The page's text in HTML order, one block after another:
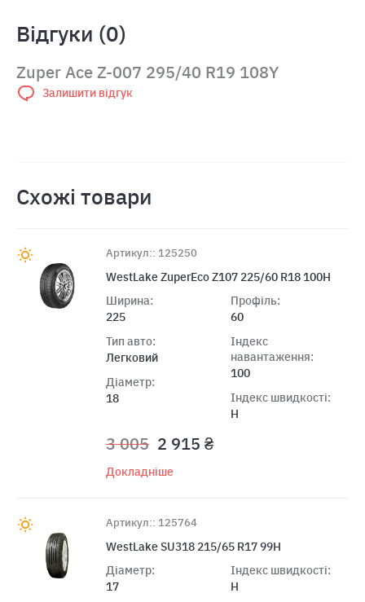
Відгуки (0)
Zuper Ace Z-007 295/40 R19 108Y
Залишити відгук
Схожі товари
Артикул:: 125250
WestLake ZuperEco Z107 225/60 R18 100H
Ширина:
225
Тип авто:
Легковий
Діаметр:
18
Профіль:
60
Індекс
навантаження:
100
Індекс швидкості:
H
3 005 2 915 ₴
Докладніше
Артикул:: 125764
WestLake SU318 215/65 R17 99H
Діаметр:
17
Індекс швидкості:
H